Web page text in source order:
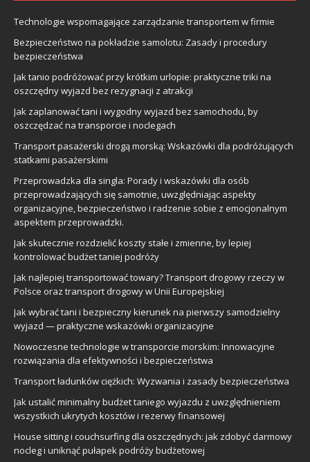
Technologie wspomagające zarządzanie transportem w firmie
Bezpieczeństwo na pokładzie samolotu: Zasady i procedury
bezpieczeństwa
Jak tanio podróżować przy krótkim urlopie: praktyczne triki na
oszczędny wyjazd bez rezygnacji z atrakcji
Jak zaplanować tani i wygodny wyjazd bez samochodu, by
oszczędzać na transporcie i noclegach
Transport pasażerski drogą morską: Wskazówki dla podróżujących
statkami pasażerskimi
Przeprowadzka dla singla: Porady i wskazówki dla osób
przeprowadzających się samotnie, uwzględniając aspekty
organizacyjne, bezpieczeństwo i radzenie sobie z emocjonalnym
aspektem przeprowadzki.
Jak skutecznie rozdzielić koszty stałe i zmienne, by lepiej
kontrolować budżet taniej podróży
Jak najlepiej transportować towary? Transport drogowy rzeczy w
Polsce oraz transport drogowy w Unii Europejskiej
Jak wybrać tani i bezpieczny kierunek na pierwszy samodzielny
wyjazd — praktyczne wskazówki organizacyjne
Nowoczesne technologie w transporcie morskim: Innowacyjne
rozwiązania dla efektywności i bezpieczeństwa
Transport ładunków ciężkich: Wyzwania i zasady bezpieczeństwa
Jak ustalić minimalny budżet taniego wyjazdu z uwzględnieniem
wszystkich ukrytych kosztów i rezerwy finansowej
House sitting i couchsurfing dla oszczędnych: jak zdobyć darmowy
nocleg i uniknąć pułapek podróży budżetowej